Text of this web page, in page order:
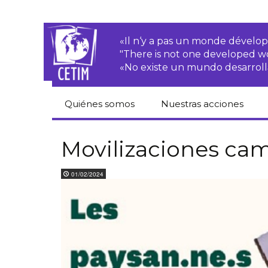
«Il n‘y a pas un monde
"There is not one developed
«No existe un mundo
Quiénes somos
Equipo
Informes de
actividades
Estatutos
Nuestras acciones
campesinas·os
económicos, sociales
y culturales
Movilizaciones
01/02/2024